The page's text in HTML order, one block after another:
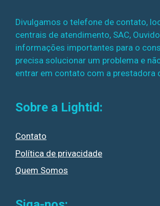
Divulgamos o telefone de contato,
centrais de atendimento, SAC,
informações importantes para o
precisa solucionar um problema e
entrar em contato com a prestadora
Sobre a Lightid:
Contato
Política de privacidade
Quem Somos